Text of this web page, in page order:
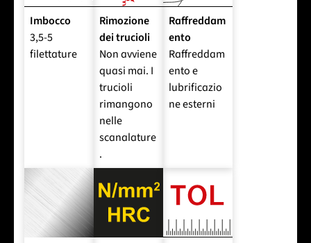
Imbocco
3,5-5
filettature
Rimozione
dei trucioli
Non avviene
quasi mai. I
trucioli
rimangono
nelle
scanalature
.
Raffreddam
ento
Raffreddam
ento e
lubrificazio
ne esterni